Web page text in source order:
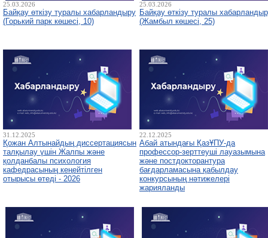
25.03.2026
Байқау өткізу туралы хабарландыру
(Горький парк көшесі, 10)
25.03.2026
Байқау өткізу туралы
(Жамбыл көшесі, 25)
31.12.2025
Қожан Алтынайдың диссертациясын
талқылау үшін Жалпы және
қолданбалы психология
кафедрасының кеңейтілген
отырысы өтеді - 2026
22.12.2025
Абай атындағы ҚазҰПУ-да
профессор-зерттеуші лауазымына
және постдокторантура
бағдарламасына қабылдау
конкурсының нәтижелері
жарияланды